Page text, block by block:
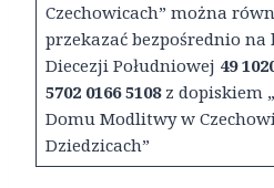
Czechowicach” można
przekazać bezpośrednio na
Diecezji Południowej 49
5702 0166 5108z dopiskiem
Domu Modlitwy w
Dziedzicach”